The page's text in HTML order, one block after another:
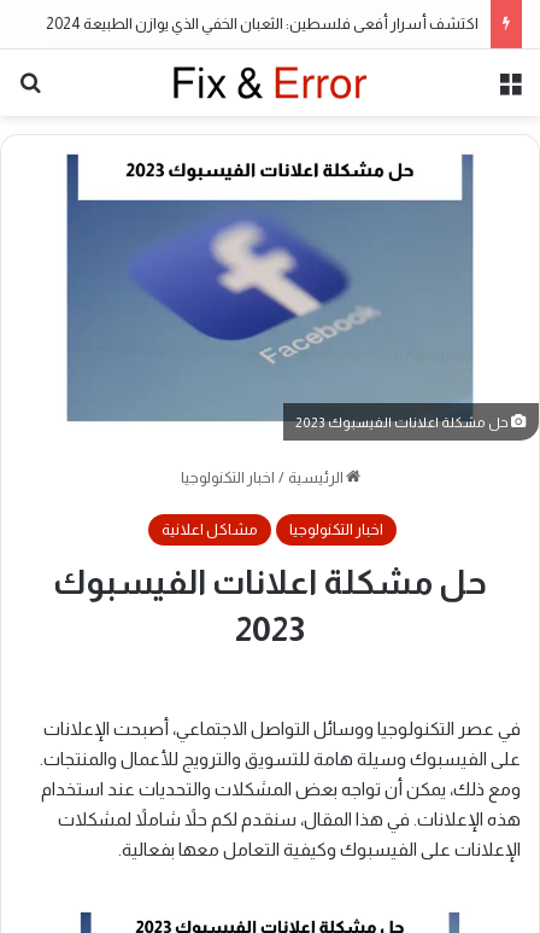
اكتشف أسرار أفعى فلسطين: الثعبان الخفي الذي يوازن الطبيعة 2024
حل مشكلة اعلانات الفيسبوك 2023
الرئيسية / اخبار التكنولوجيا
اخبار التكنولوجيا مشاكل اعلانية
حل مشكلة اعلانات الفيسبوك
2023
في عصر التكنولوجيا ووسائل التواصل الاجتماعي، أصبحت الإعلانات
على الفيسبوك وسيلة هامة للتسويق والترويج للأعمال والمنتجات.
ومع ذلك، يمكن أن تواجه بعض المشكلات والتحديات عند استخدام
هذه الإعلانات. في هذا المقال، سنقدم لكم حلاً شاملاً لمشكلات
الإعلانات على الفيسبوك وكيفية التعامل معها بفعالية.